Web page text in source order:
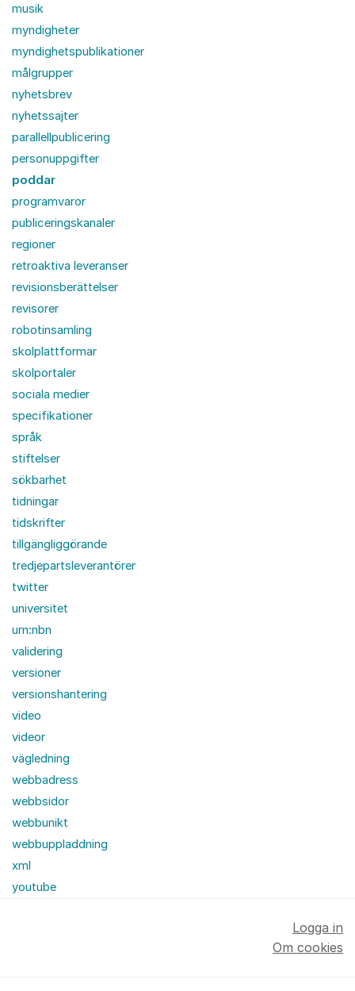
musik
myndigheter
myndighetspublikationer
målgrupper
nyhetsbrev
nyhetssajter
parallellpublicering
personuppgifter
poddar
programvaror
publiceringskanaler
regioner
retroaktiva leveranser
revisionsberättelser
revisorer
robotinsamling
skolplattformar
skolportaler
sociala medier
specifikationer
språk
stiftelser
sökbarhet
tidningar
tidskrifter
tillgängliggörande
tredjepartsleverantörer
twitter
universitet
urn:nbn
validering
versioner
versionshantering
video
videor
vägledning
webbadress
webbsidor
webbunikt
webbuppladdning
xml
youtube
Logga in
Om cookies